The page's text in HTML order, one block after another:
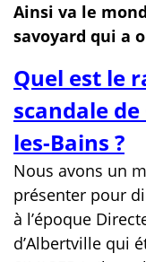
Ainsi va le
savoyard qui a
Quel est le
scandale
les-Bains ?
Nous avons un
présenter pour
à l’époque
d’Albertville qui